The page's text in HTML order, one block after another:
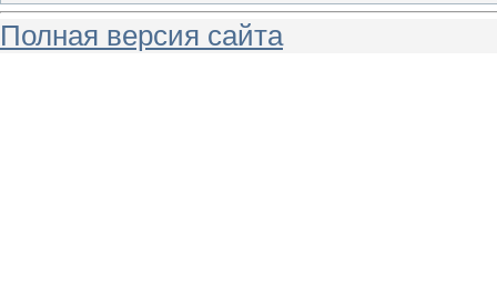
Полная версия сайта